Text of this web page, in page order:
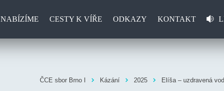
NABÍZÍME CESTY K VÍŘE ODKAZY KONTAKT
ČCE sbor Brno I Kázání 2025 Elíša – uzdravená